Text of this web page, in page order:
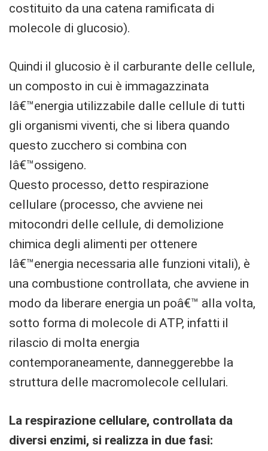
costituito da una catena ramificata di
molecole di glucosio).
Quindi il glucosio è il carburante delle cellule,
un composto in cui è immagazzinata
lâ€™energia utilizzabile dalle cellule di tutti
gli organismi viventi, che si libera quando
questo zucchero si combina con
lâ€™ossigeno.
Questo processo, detto respirazione
cellulare (processo, che avviene nei
mitocondri delle cellule, di demolizione
chimica degli alimenti per ottenere
lâ€™energia necessaria alle funzioni vitali), è
una combustione controllata, che avviene in
modo da liberare energia un poâ€™ alla volta,
sotto forma di molecole di ATP, infatti il
rilascio di molta energia
contemporaneamente, danneggerebbe la
struttura delle macromolecole cellulari.
La respirazione cellulare, controllata da
diversi enzimi, si realizza in due fasi: